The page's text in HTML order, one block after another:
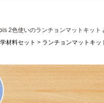
2色使いのランチョンマットキッ
材料セット ランチョンマットキッ